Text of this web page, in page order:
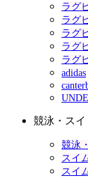
ラグ
ラグ
ラグ
ラグ
ラグ
adidas
競泳・ス
競泳
スイ
スイ